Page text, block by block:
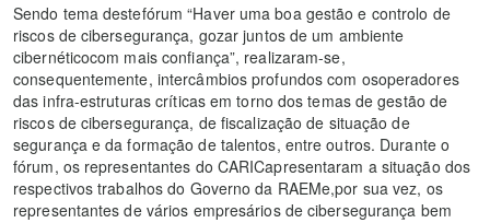
Sendo tema destefórum “Haver uma boa gestão e controlo de
riscos de cibersegurança, gozar juntos de um ambiente
cibernéticocom mais confiança”, realizaram-se,
consequentemente, intercâmbios profundos com osoperadores
das infra-estruturas críticas em torno dos temas de gestão de
riscos de cibersegurança, de fiscalização de situação de
segurança e da formação de talentos, entre outros. Durante o
fórum, os representantes do CARICapresentaram a situação dos
respectivos trabalhos do Governo da RAEMe,por sua vez, os
representantes de vários empresários de cibersegurança bem